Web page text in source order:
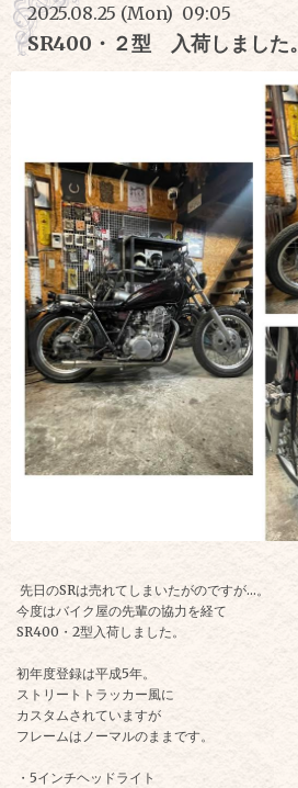
2025.08.25 (Mon) 09:05
SR400・２型 入荷しました。
先日のSRは売れてしまいたがのですが…。
今度はバイク屋の先輩の協力を経て
SR400・2型入荷しました。
初年度登録は平成5年。
ストリートトラッカー風に
カスタムされていますが
フレームはノーマルのままです。
・5インチヘッドライト